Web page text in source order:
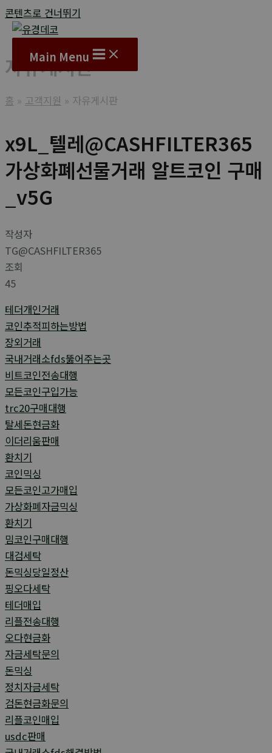
콘텐츠로 건너뛰기
Main Menu
자유게시판
홈 고객지원 자유게시판
x9L_텔레@CASHFILTER365
가상화폐선물거래 알트코인 구매
_v5G
작성자
TG@CASHFILTER365
조회
45
테더개인거래
코인추적피하는방법
장외거래
국내거래소fds뚫어주는곳
비트코인전송대행
모든코인구입가능
trc20구매대행
탈세돈현금화
이더리움판매
환치기
코인믹싱
모든코인고가매입
가상화폐자금믹싱
환치기
밈코인구매대행
대검세탁
돈믹싱당일정산
핑오다세탁
테더매입
리플전송대행
오다현금화
자금세탁문의
돈믹싱
정치자금세탁
검돈현금화문의
리플코인매입
usdc판매